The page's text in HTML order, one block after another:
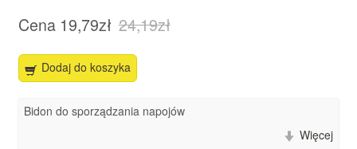
Cena 19,79zł 24,19zł
Dodaj do koszyka
Bidon do sporządzania napojów
Więcej